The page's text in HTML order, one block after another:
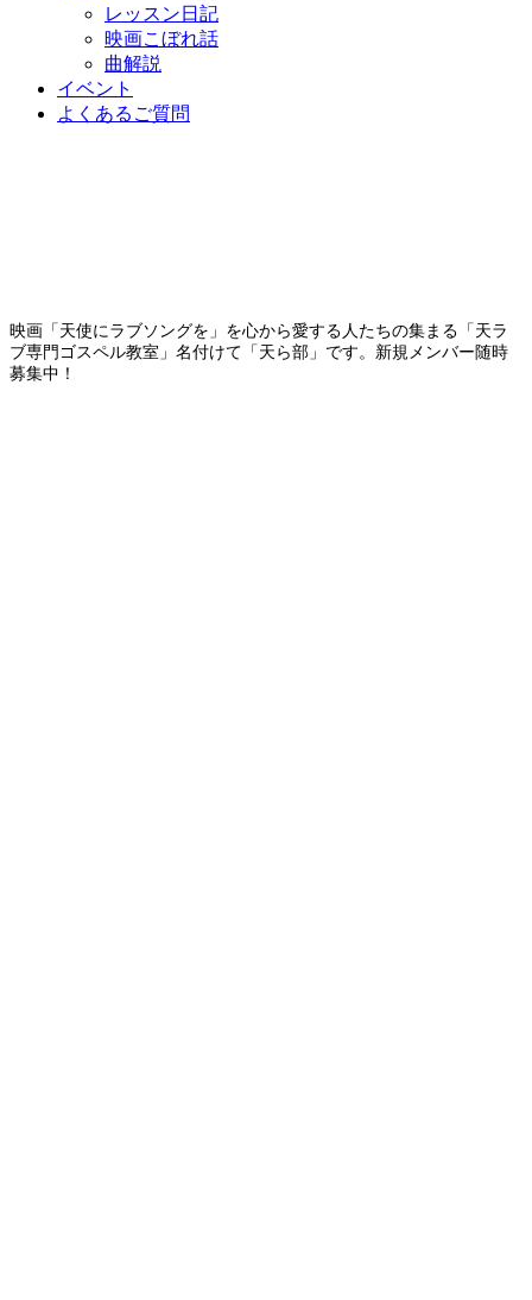
レッスン日記
映画こぼれ話
曲解説
イベント
よくあるご質問
映画「天使にラブソングを」を心から愛する人たちの集まる「天ラ
ブ専門ゴスペル教室」名付けて「天ら部」です。新規メンバー随時
募集中！